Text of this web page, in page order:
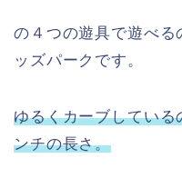
の４つの遊具で遊べる
ッズパークです。
ゆるくカーブしてい
ンチの長さ。